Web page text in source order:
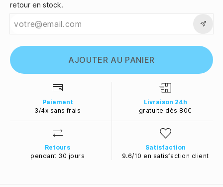
retour en stock.
AJOUTER AU PANIER
Paiement
3/4x sans frais
Livraison 24h
gratuite dès 80€
Retours
pendant 30 jours
Satisfaction
9.6/10 en satisfaction client